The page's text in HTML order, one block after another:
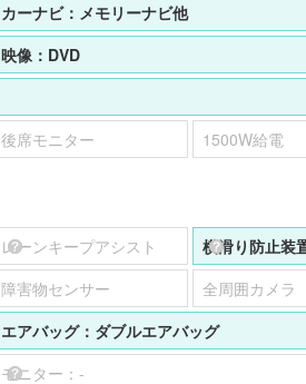
カーナビ： メモリーナビ他
映像： DVD
後席モニター 1500W給電
レーンキープアシスト
横滑り防止装
障害物センサー
全周囲カメラ
エアバッグ： ダブルエアバッグ
モニター： -